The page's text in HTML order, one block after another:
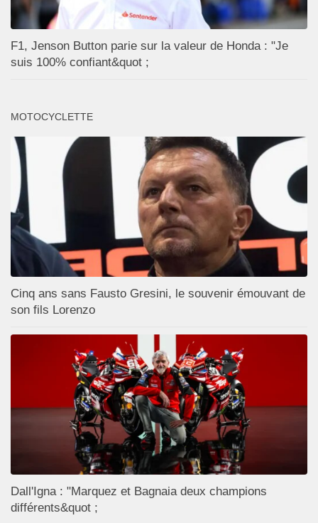
F1, Jenson Button parie sur la valeur de Honda : "Je
suis 100% confiant&quot ;
MOTOCYCLETTE
Cinq ans sans Fausto Gresini, le souvenir émouvant de
son fils Lorenzo
Dall'Igna : "Marquez et Bagnaia deux champions
différents&quot ;